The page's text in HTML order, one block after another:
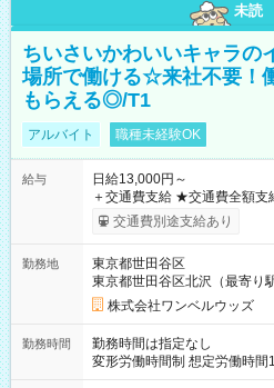
未読
ちいさいかわいいキャラの
場所で働ける☆来社不要！
もらえる◎/T1
アルバイト 職種未経験OK
給与
日給13,000円～
＋交通費支給 ★交通費全額支給！ ┗案件により規定あり ★日払
いOK！（規定あり） ┗働い
ンビニATMから 日払い分を引き落とせ
交通費別途支給あり
勤務地
東京都世田谷区
東京都世田谷区北沢（最寄り
株式会社ワンベルウッズ
勤務時間
勤務時間は指定なし
変形労働時間制 想定労働時間160時間/月 【シ
～21：00